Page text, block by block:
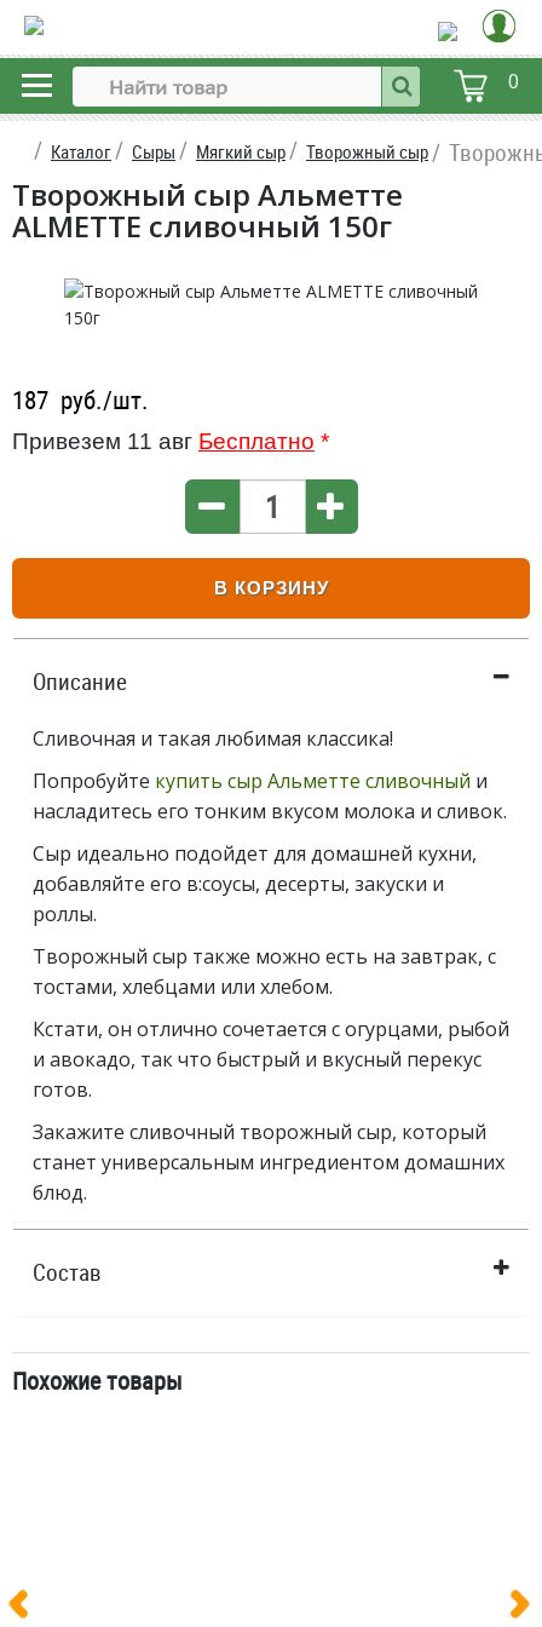
0
Каталог Сыры Мягкий сыр Творожный сыр
Творожный сыр Альметте
ALMETTE сливочный 150г
187 руб./шт.
Привезем 11 авг Бесплатно *
В КОРЗИНУ
Описание
Сливочная и такая любимая классика!
Попробуйте купить сыр Альметте сливочный и
насладитесь его тонким вкусом молока и сливок.
Сыр идеально подойдет для домашней кухни,
добавляйте его в:соусы, десерты, закуски и
роллы.
Творожный сыр также можно есть на завтрак, с
тостами, хлебцами или хлебом.
Кстати, он отлично сочетается с огурцами, рыбой
и авокадо, так что быстрый и вкусный перекус
готов.
Закажите сливочный творожный сыр, который
станет универсальным ингредиентом домашних
блюд.
Состав
Похожие товары